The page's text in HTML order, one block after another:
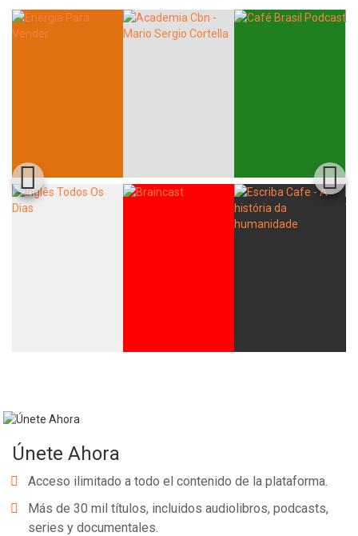
Únete Ahora
Acceso ilimitado a todo el contenido de la plataforma.
Más de 30 mil títulos, incluidos audiolibros, podcasts,
series y documentales.